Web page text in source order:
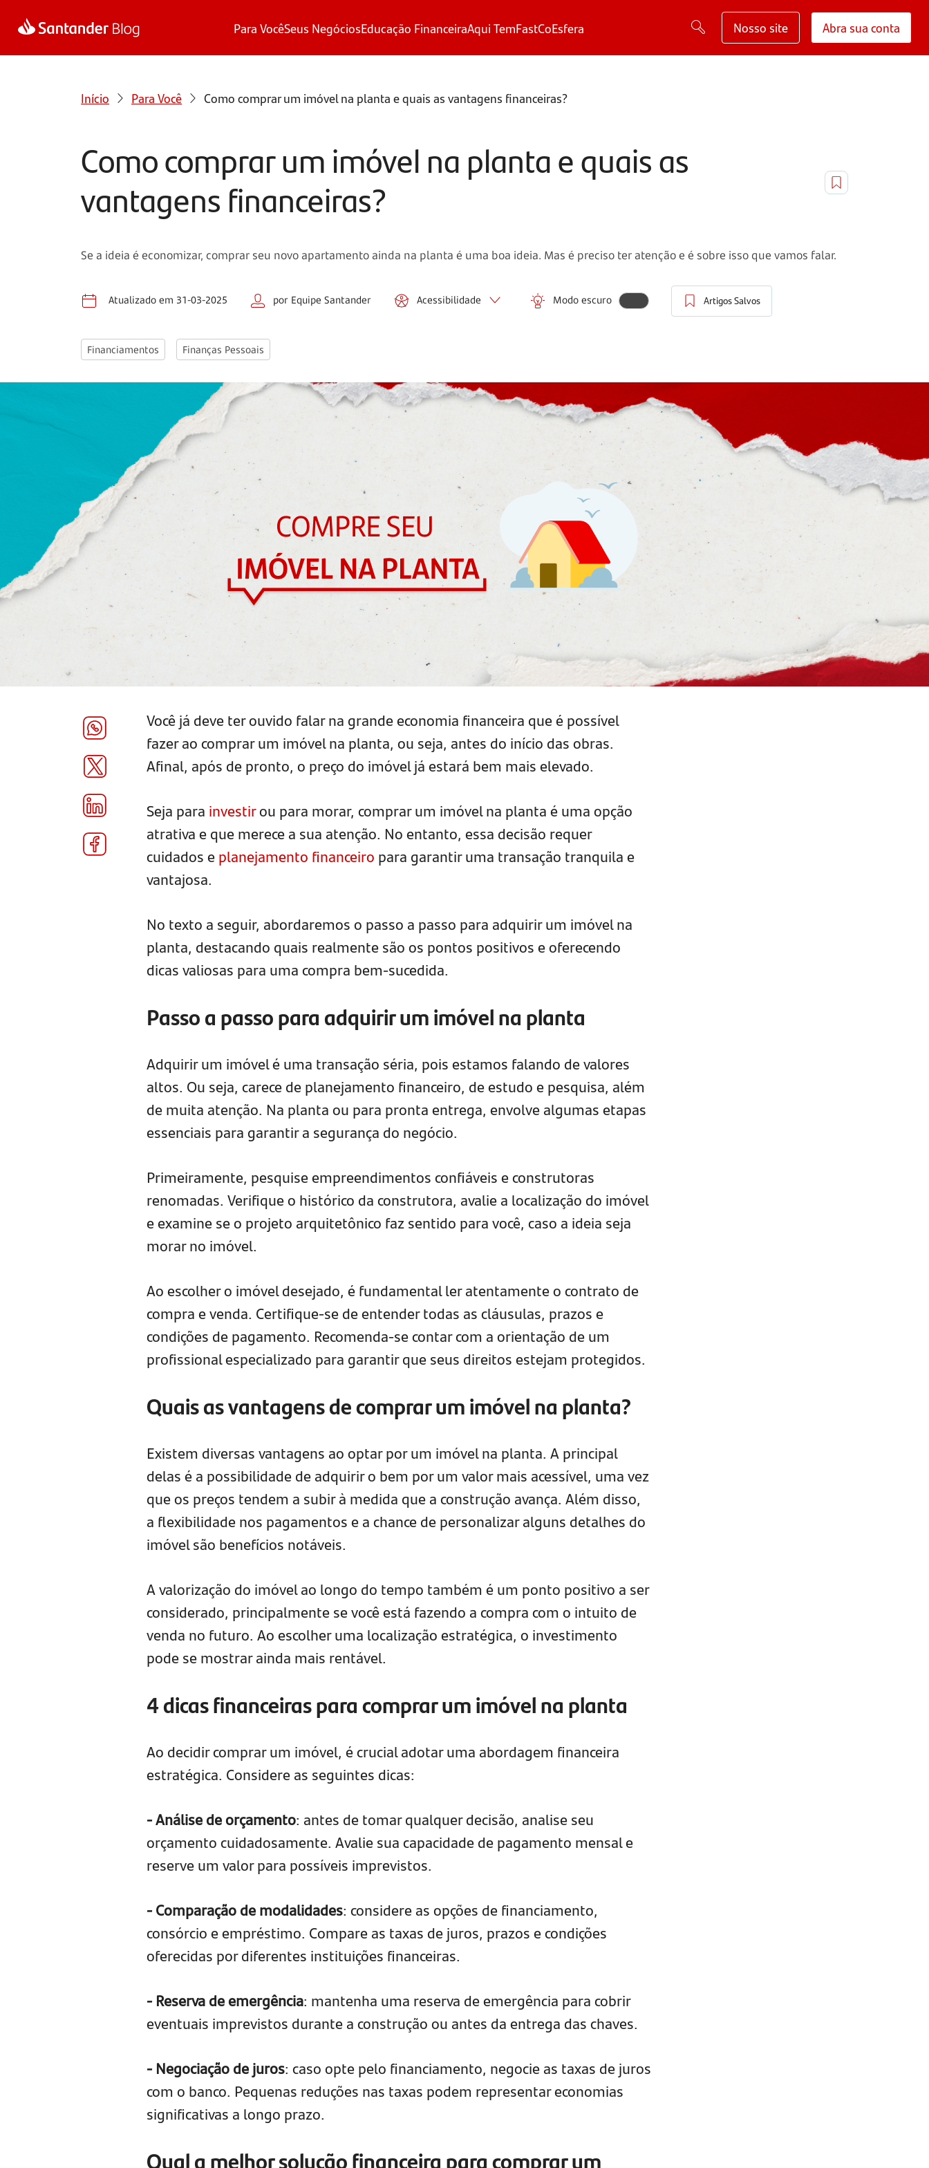
Para VocêSeus NegóciosEducação FinanceiraAqui TemFastCoEsfera Nosso site Abra sua conta
Início Para Você Como comprar um imóvel na planta e quais as vantagens financeiras?
Como comprar um imóvel na planta e quais as
vantagens financeiras?
Se a ideia é economizar, comprar seu novo apartamento ainda na planta é uma boa ideia. Mas é preciso ter atenção e é sobre isso que vamos falar.
Atualizado em 31-03-2025 por Equipe Santander Acessibilidade Modo escuro Artigos Salvos
Financiamentos Finanças Pessoais
Você já deve ter ouvido falar na grande economia financeira que é possível
fazer ao comprar um imóvel na planta, ou seja, antes do início das obras.
Afinal, após de pronto, o preço do imóvel já estará bem mais elevado.
Seja para investirou para morar, comprar um imóvel na planta é uma opção
atrativa e que merece a sua atenção. No entanto, essa decisão requer
cuidados eplanejamento financeiro para garantir uma transação tranquila e
vantajosa.
No texto a seguir, abordaremos o passo a passo para adquirir um imóvel na
planta, destacando quais realmente são os pontos positivos e oferecendo
dicas valiosas para uma compra bem-sucedida.
Passo a passo para adquirir um imóvel na planta
Adquirir um imóvel é uma transação séria, pois estamos falando de valores
altos. Ou seja, carece de planejamento financeiro, de estudo e pesquisa, além
de muita atenção. Na planta ou para pronta entrega, envolve algumas etapas
essenciais para garantir a segurança do negócio.
Primeiramente, pesquise empreendimentos confiáveis e construtoras
renomadas. Verifique o histórico da construtora, avalie a localização do imóvel
e examine se o projeto arquitetônico faz sentido para você, caso a ideia seja
morar no imóvel.
Ao escolher o imóvel desejado, é fundamental ler atentamente o contrato de
compra e venda. Certifique-se de entender todas as cláusulas, prazos e
condições de pagamento. Recomenda-se contar com a orientação de um
profissional especializado para garantir que seus direitos estejam protegidos.
Quais as vantagens de comprar um imóvel na planta?
Existem diversas vantagens ao optar por um imóvel na planta. A principal
delas é a possibilidade de adquirir o bem por um valor mais acessível, uma vez
que os preços tendem a subir à medida que a construção avança. Além disso,
a flexibilidade nos pagamentos e a chance de personalizar alguns detalhes do
imóvel são benefícios notáveis.
A valorização do imóvel ao longo do tempo também é um ponto positivo a ser
considerado, principalmente se você está fazendo a compra com o intuito de
venda no futuro. Ao escolher uma localização estratégica, o investimento
pode se mostrar ainda mais rentável.
4 dicas financeiras para comprar um imóvel na planta
Ao decidir comprar um imóvel, é crucial adotar uma abordagem financeira
estratégica. Considere as seguintes dicas:
- Análise de orçamento: antes de tomar qualquer decisão, analise seu
orçamento cuidadosamente. Avalie sua capacidade de pagamento mensal e
reserve um valor para possíveis imprevistos.
- Comparação de modalidades: considere as opções de financiamento,
consórcio e empréstimo. Compare as taxas de juros, prazos e condições
oferecidas por diferentes instituições financeiras.
- Reserva de emergência: mantenha uma reserva de emergência para cobrir
eventuais imprevistos durante a construção ou antes da entrega das chaves.
- Negociação de juros: caso opte pelo financiamento, negocie as taxas de juros
com o banco. Pequenas reduções nas taxas podem representar economias
significativas a longo prazo.
Qual a melhor solução financeira para comprar um